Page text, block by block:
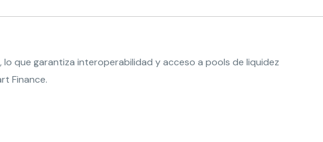
, lo que garantiza interoperabilidad y acceso a pools de liquidez
Finance.